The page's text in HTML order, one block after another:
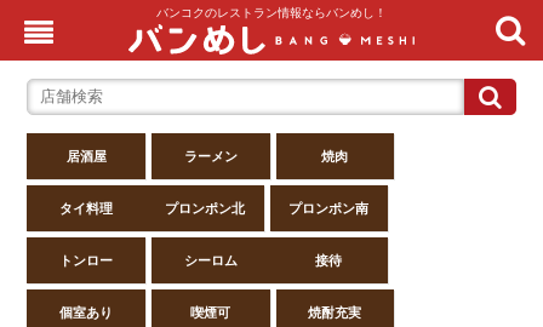
バンコクのレストラン情報ならバンめし！
居酒屋 ラーメン 焼肉
タイ料理 プロンポン北 プロンポン南
トンロー シーロム 接待
個室あり 喫煙可 焼酎充実